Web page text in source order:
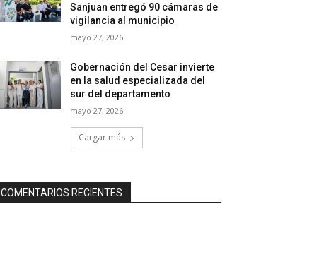
Sanjuan entregó 90 cámaras de
vigilancia al municipio
mayo 27, 2026
Gobernación del Cesar invierte
en la salud especializada del
sur del departamento
mayo 27, 2026
Cargar más
COMENTARIOS RECIENTES